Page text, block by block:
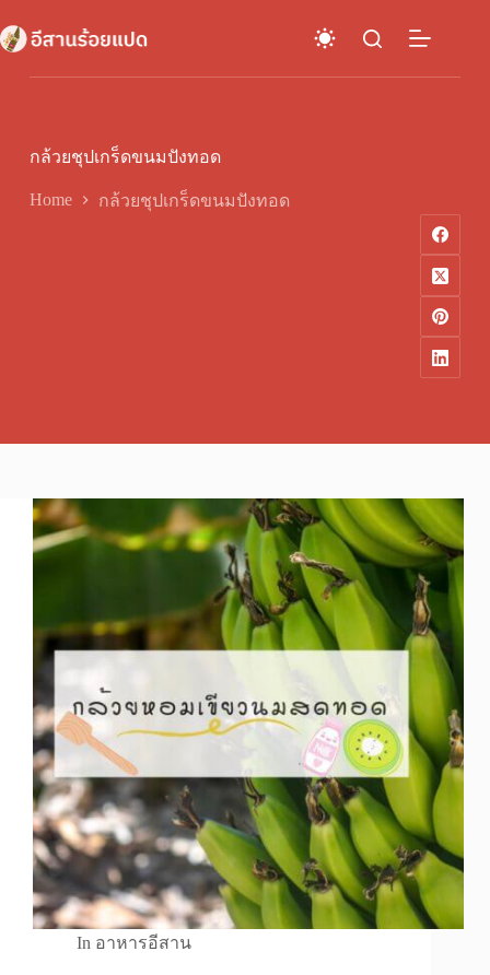
to
content
กล้วยชุปเกร็ดขนมปังทอด
Home กล้วยชุปเกร็ดขนมปังทอด
In อาหารอีสาน